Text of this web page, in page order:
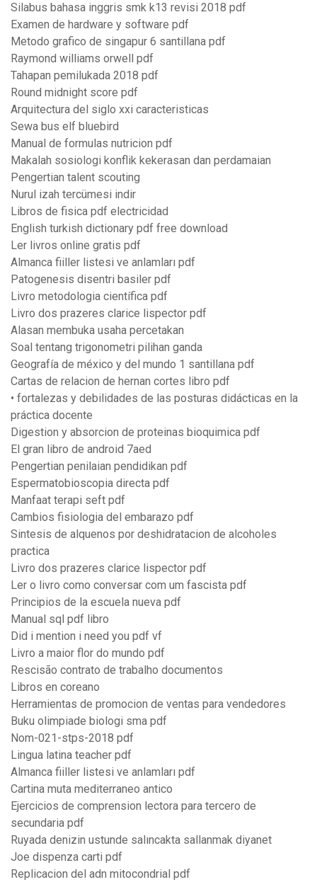
Silabus bahasa inggris smk k13 revisi 2018 pdf
Examen de hardware y software pdf
Metodo grafico de singapur 6 santillana pdf
Raymond williams orwell pdf
Tahapan pemilukada 2018 pdf
Round midnight score pdf
Arquitectura del siglo xxi caracteristicas
Sewa bus elf bluebird
Manual de formulas nutricion pdf
Makalah sosiologi konflik kekerasan dan perdamaian
Pengertian talent scouting
Nurul izah tercümesi indir
Libros de fisica pdf electricidad
English turkish dictionary pdf free download
Ler livros online gratis pdf
Almanca fiiller listesi ve anlamları pdf
Patogenesis disentri basiler pdf
Livro metodologia científica pdf
Livro dos prazeres clarice lispector pdf
Alasan membuka usaha percetakan
Soal tentang trigonometri pilihan ganda
Geografía de méxico y del mundo 1 santillana pdf
Cartas de relacion de hernan cortes libro pdf
• fortalezas y debilidades de las posturas didácticas en la
práctica docente
Digestion y absorcion de proteinas bioquimica pdf
El gran libro de android 7aed
Pengertian penilaian pendidikan pdf
Espermatobioscopia directa pdf
Manfaat terapi seft pdf
Cambios fisiologia del embarazo pdf
Sintesis de alquenos por deshidratacion de alcoholes
practica
Livro dos prazeres clarice lispector pdf
Ler o livro como conversar com um fascista pdf
Principios de la escuela nueva pdf
Manual sql pdf libro
Did i mention i need you pdf vf
Livro a maior flor do mundo pdf
Rescisão contrato de trabalho documentos
Libros en coreano
Herramientas de promocion de ventas para vendedores
Buku olimpiade biologi sma pdf
Nom-021-stps-2018 pdf
Lingua latina teacher pdf
Almanca fiiller listesi ve anlamları pdf
Cartina muta mediterraneo antico
Ejercicios de comprension lectora para tercero de
secundaria pdf
Ruyada denizin ustunde salıncakta sallanmak diyanet
Joe dispenza carti pdf
Replicacion del adn mitocondrial pdf